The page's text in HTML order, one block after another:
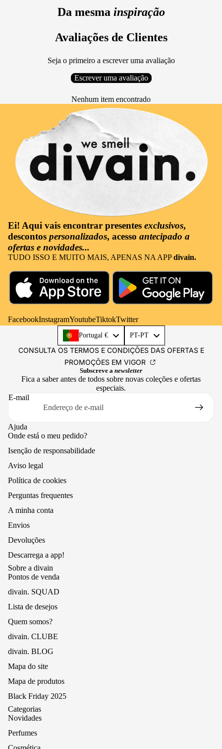
Da mesma inspiração
Avaliações de Clientes
Seja o primeiro a escrever uma avaliação
Escrever uma avaliação
Nenhum item encontrado
Ei! Aqui vais encontrar presentes exclusivos,
descontos personalizados, acesso antecipado a
ofertas e novidades...
TUDO ISSO E MUITO MAIS, APENAS NA APPdivain.
FacebookInstagramYoutubeTiktokTwitter
Portugal € PT-PT
CONSULTA OS TERMOS E CONDIÇÕES DAS OFERTAS E
PROMOÇÕES EM VIGOR
Subscreve a newsletter
Fica a saber antes de todos sobre novas coleções e ofertas
especiais.
E-mail
Ajuda
Onde está o meu pedido?
Isenção de responsabilidade
Aviso legal
Política de cookies
Perguntas frequentes
A minha conta
Envios
Devoluções
Descarrega a app!
Sobre a divain
Pontos de venda
divain. SQUAD
Lista de desejos
Quem somos?
divain. CLUBE
divain. BLOG
Mapa do site
Mapa de produtos
Black Friday 2025
Categorias
Novidades
Perfumes